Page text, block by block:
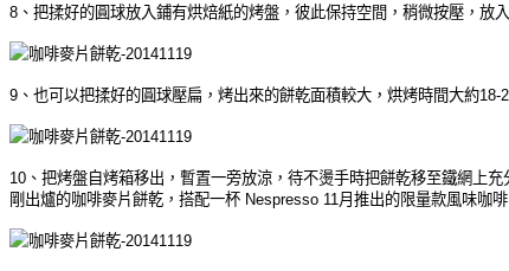
8 、把揉好的圓球放入鋪有烘焙紙的烤盤，彼此保持空間， 稍微按壓 ，放
9、也可以把揉好的圓球壓扁，烤出來的餅乾面積較大，烘烤時間大約18-
10 、把烤盤自烤箱移出，暫置一旁放涼，待不燙手時把餅乾移至鐵網上充
剛出爐的咖啡麥片餅乾，搭配一杯 Nespresso 11 月推出的限量款風味咖